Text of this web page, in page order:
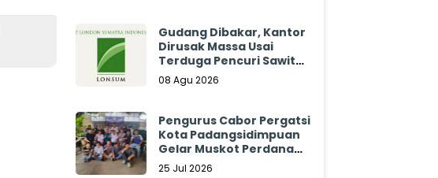
Gudang Dibakar, Kantor
Dirusak Massa Usai
Terduga Pencuri Sawit
Tewas: Manajemen
Sibulan Estate Bungkam
08 Agu 2026
Pengurus Cabor Pergatsi
Kota Padangsidimpuan
Gelar Muskot Perdana
2026 - 2030
25 Jul 2026